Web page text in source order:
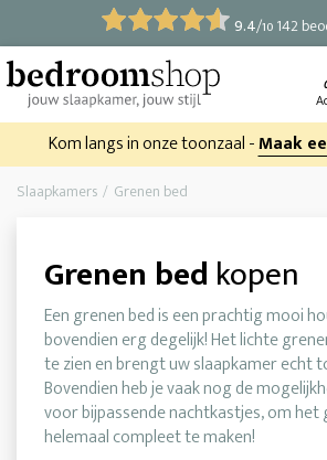
9.4/10 142
Kom langs in onze toonzaal -Maak
Slaapkamers Grenen bed
Grenen bed kopen
Een grenen bed is een prachtig mooi
bovendien erg degelijk! Het lichte
te zien en brengt uw slaapkamer echt
Bovendien heb je vaak nog de
voor bijpassende nachtkastjes, om het
helemaal compleet te maken!